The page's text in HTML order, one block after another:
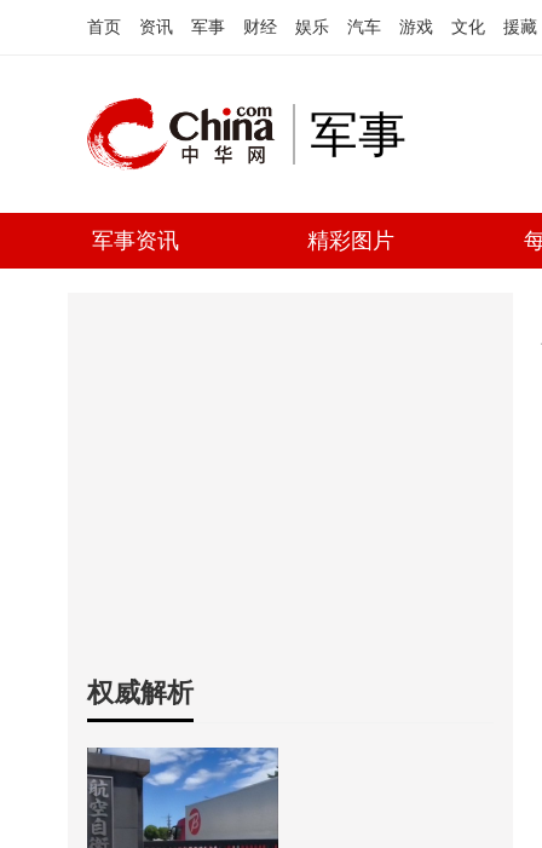
首页 资讯 军事 财经 娱乐 汽车 游戏 文化 援藏
军事
军事资讯 精彩图片
权威解析